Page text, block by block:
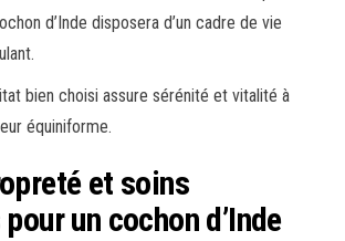
d’Inde disposera d’un cadre de vie
bien choisi assure sérénité et vitalité à
équiniforme.
et soins
un cochon d’Inde